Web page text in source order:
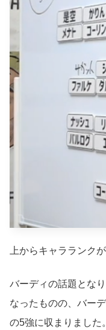
上からキャラランク
バーディの話題とな
なったものの、バー
の5強に収まりました。